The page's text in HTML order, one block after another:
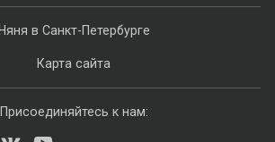
Няня в Санкт-Петербурге
Карта сайта
Присоединяйтесь к нам: